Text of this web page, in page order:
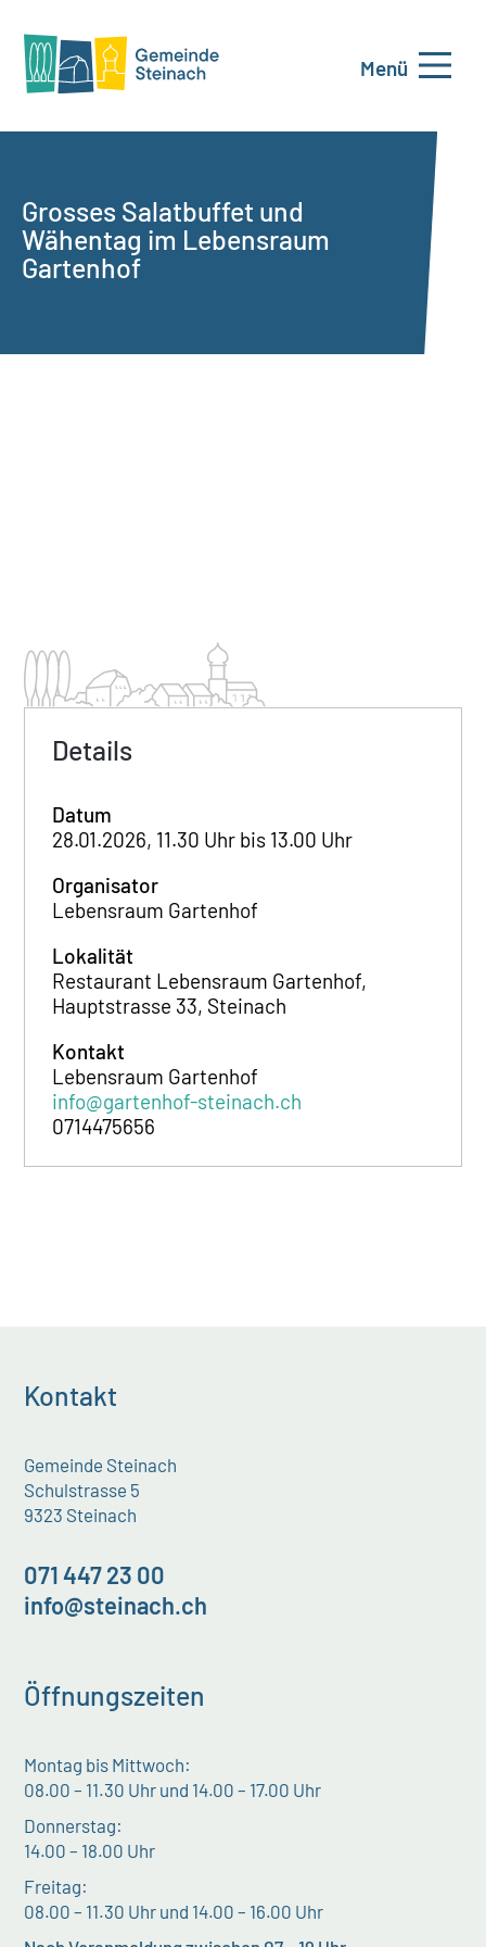
Menü
Grosses Salatbuffet und
Wähentag im Lebensraum
Gartenhof
Details
Datum
28.01.2026, 11.30 Uhr bis 13.00 Uhr
Organisator
Lebensraum Gartenhof
Lokalität
Restaurant Lebensraum Gartenhof,
Hauptstrasse 33, Steinach
Kontakt
Lebensraum Gartenhof
info@gartenhof-steinach.ch
0714475656
Kontakt
Gemeinde Steinach
Schulstrasse 5
9323 Steinach
071 447 23 00
info@steinach.ch
Öffnungszeiten
Montag bis Mittwoch:
08.00 – 11.30 Uhr und 14.00 – 17.00 Uhr
Donnerstag:
14.00 – 18.00 Uhr
Freitag:
08.00 – 11.30 Uhr und 14.00 – 16.00 Uhr